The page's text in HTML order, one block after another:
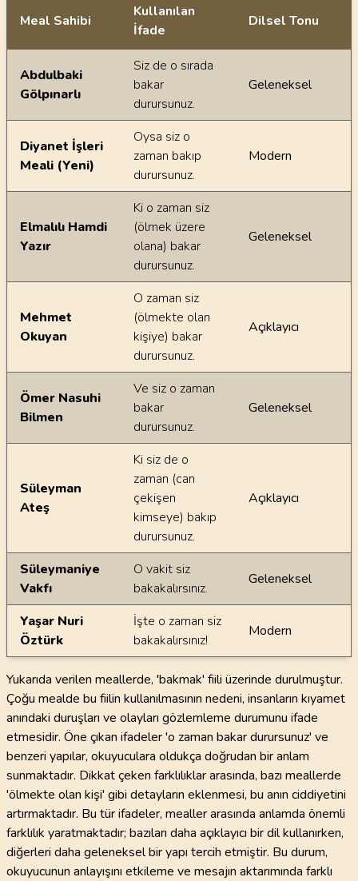
Ayetin meallerindeki dilsel farklılıklar
Meal Sahibi
Kullanılan
İfade
Dilsel Tonu
Abdulbaki
Gölpınarlı
Siz de o sırada
bakar
durursunuz.
Geleneksel
Diyanet İşleri
Meali (Yeni)
Oysa siz o
zaman bakıp
durursunuz.
Modern
Elmalılı Hamdi
Yazır
Ki o zaman siz
(ölmek üzere
olana) bakar
durursunuz.
Geleneksel
Mehmet
Okuyan
O zaman siz
(ölmekte olan
kişiye) bakar
durursunuz.
Açıklayıcı
Ömer Nasuhi
Bilmen
Ve siz o zaman
bakar
durursunuz.
Geleneksel
Süleyman
Ateş
Ki siz de o
zaman (can
çekişen
kimseye) bakıp
durursunuz.
Açıklayıcı
Süleymaniye
Vakfı
O vakit siz
bakakalırsınız.
Geleneksel
Yaşar Nuri
Öztürk
İşte o zaman siz
bakakalırsınız!
Modern
Yukarıda verilen meallerde, 'bakmak' fiili üzerinde durulmuştur.
Çoğu mealde bu fiilin kullanılmasının nedeni, insanların kıyamet
anındaki duruşları ve olayları gözlemleme durumunu ifade
etmesidir. Öne çıkan ifadeler 'o zaman bakar durursunuz' ve
benzeri yapılar, okuyuculara oldukça doğrudan bir anlam
sunmaktadır. Dikkat çeken farklılıklar arasında, bazı meallerde
'ölmekte olan kişi' gibi detayların eklenmesi, bu anın ciddiyetini
artırmaktadır. Bu tür ifadeler, mealler arasında anlamda önemli
farklılık yaratmaktadır; bazıları daha açıklayıcı bir dil kullanırken,
diğerleri daha geleneksel bir yapı tercih etmiştir. Bu durum,
okuyucunun anlayışını etkileme ve mesajın aktarımında farklı